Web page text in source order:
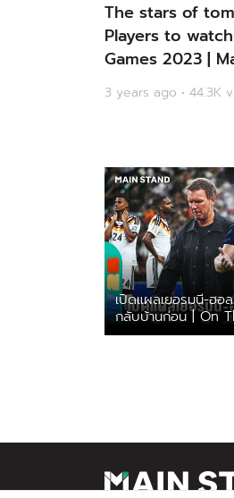
The stars of
Players to
Games 2023 |
เปิดแผลเยอรมนี-ฮ
กลับบ้านก่อน | On